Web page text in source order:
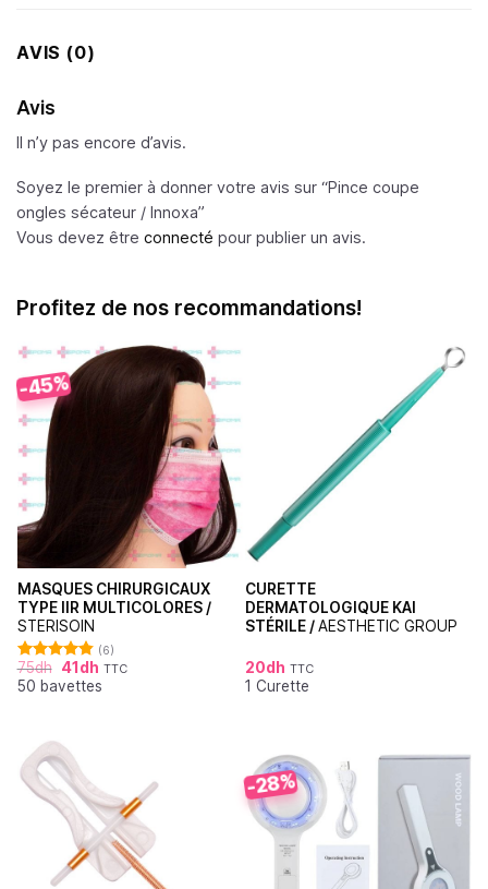
AVIS (0)
Avis
Il n’y pas encore d’avis.
Soyez le premier à donner votre avis sur “Pince coupe
ongles sécateur / Innoxa”
Vous devez être connecté pour publier un avis.
Profitez de nos recommandations!
-45%
MASQUES CHIRURGICAUX
TYPE IIR MULTICOLORES /
STERISOIN
Note
4.83
sur 5
(6)
75dh 41 dh TTC
50 bavettes
CURETTE
DERMATOLOGIQUE KAI
STÉRILE /AESTHETIC GROUP
20dh TTC
1 Curette
-28%